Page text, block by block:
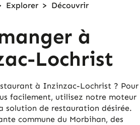
Explorer > Découvrir
à
Lochrist
à Inzinzac-Lochrist ? Pour
facilement, utilisez notre moteur
solution de restauration désirée.
commune du Morbihan, des